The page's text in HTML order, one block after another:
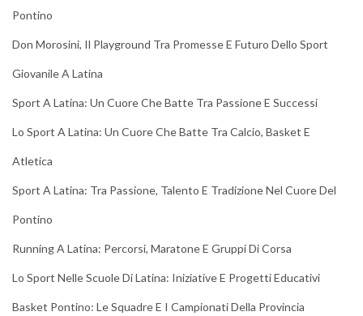
Pontino
Don Morosini, Il Playground Tra Promesse E Futuro Dello Sport
Giovanile A Latina
Sport A Latina: Un Cuore Che Batte Tra Passione E Successi
Lo Sport A Latina: Un Cuore Che Batte Tra Calcio, Basket E
Atletica
Sport A Latina: Tra Passione, Talento E Tradizione Nel Cuore Del
Pontino
Running A Latina: Percorsi, Maratone E Gruppi Di Corsa
Lo Sport Nelle Scuole Di Latina: Iniziative E Progetti Educativi
Basket Pontino: Le Squadre E I Campionati Della Provincia